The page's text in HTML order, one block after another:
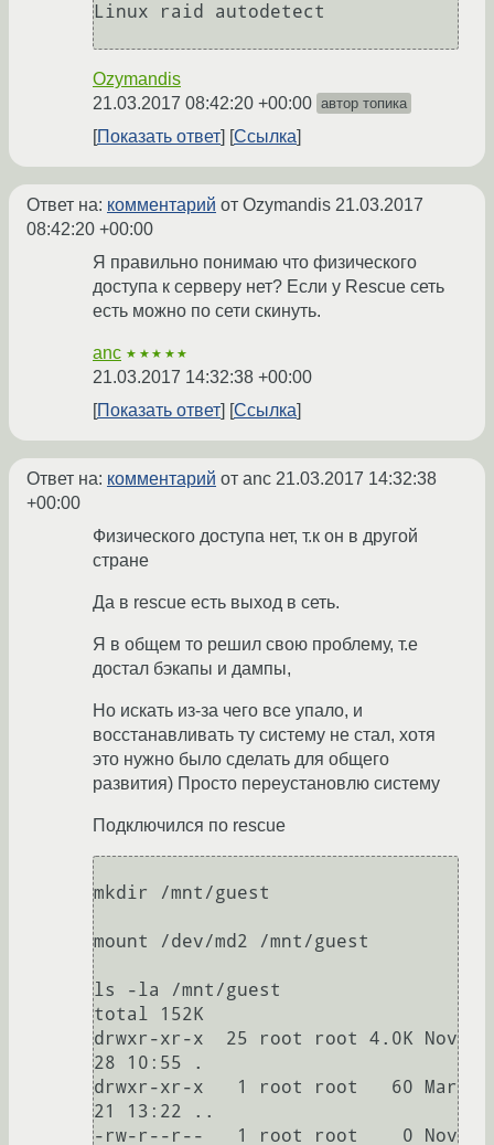
Linux raid autodetect
Ozymandis
21.03.2017 08:42:20 +00:00 автор топика
Показать ответ Ссылка
Ответ на: комментарий от Ozymandis 21.03.2017
08:42:20 +00:00
Я правильно понимаю что физического
доступа к серверу нет? Если у Rescue сеть
есть можно по сети скинуть.
anc ★★★★★
21.03.2017 14:32:38 +00:00
Показать ответ
Ссылка
Ответ на: комментарий от anc 21.03.2017 14:32:38
+00:00
Физического доступа нет, т.к он в другой
стране
Да в rescue есть выход в сеть.
Я в общем то решил свою проблему, т.е
достал бэкапы и дампы,
Но искать из-за чего все упало, и
восстанавливать ту систему не стал, хотя
это нужно было сделать для общего
развития) Просто переустановлю систему
Подключился по rescue
mkdir /mnt/guest
mount /dev/md2 /mnt/guest
ls -la /mnt/guest
total 152K
drwxr-xr-x  25 root root 4.0K Nov
28 10:55 .
drwxr-xr-x   1 root root   60 Mar
21 13:22 ..
-rw-r--r--   1 root root    0 Nov